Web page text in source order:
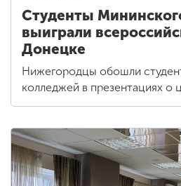
Студенты
выиграли
Донецке
Нижегородцы обошли
колледжей в презентациях о